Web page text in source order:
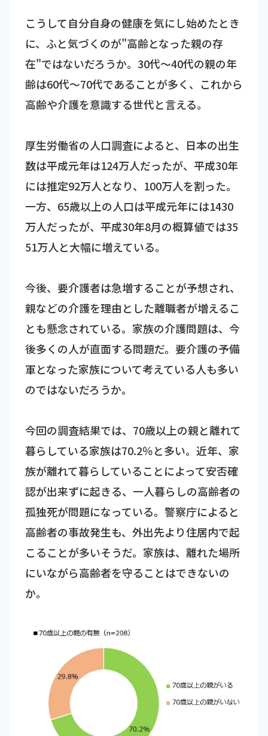
こうして自分自身の健康を気にし始めたとき
に、ふと気づくのが"高齢となった親の存
在"ではないだろうか。30代～40代の親の年
齢は60代～70代であることが多く、これから
高齢や介護を意識する世代と言える。
厚生労働省の人口調査によると、日本の出生
数は平成元年は124万人だったが、平成30年
には推定92万人となり、100万人を割った。
一方、65歳以上の人口は平成元年には1430
万人だったが、平成30年8月の概算値では35
51万人と大幅に増えている。
今後、要介護者は急増することが予想され、
親などの介護を理由とした離職者が増えるこ
とも懸念されている。家族の介護問題は、今
後多くの人が直面する問題だ。要介護の予備
軍となった家族について考えている人も多い
のではないだろうか。
今回の調査結果では、70歳以上の親と離れて
暮らしている家族は70.2％と多い。近年、家
族が離れて暮らしていることによって安否確
認が出来ずに起きる、一人暮らしの高齢者の
孤独死が問題になっている。警察庁によると
高齢者の事故発生も、外出先より住居内で起
こることが多いそうだ。家族は、離れた場所
にいながら高齢者を守ることはできないの
か。